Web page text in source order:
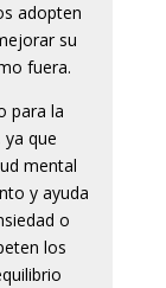
adopten
su
fuera.
para la
que
mental
y ayuda
o
los